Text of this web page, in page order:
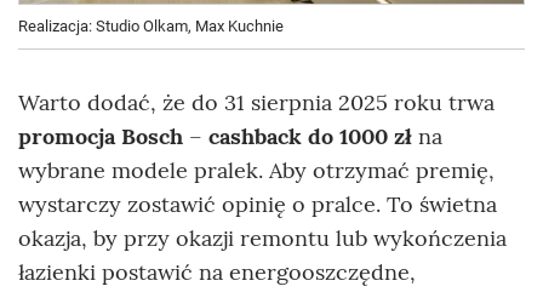
Realizacja: Studio Olkam, Max Kuchnie
Warto dodać, że do 31 sierpnia 2025 roku trwa
promocja Bosch – cashback do 1000 zł na
wybrane modele pralek. Aby otrzymać premię,
wystarczy zostawić opinię o pralce. To świetna
okazja, by przy okazji remontu lub wykończenia
łazienki postawić na energooszczędne,